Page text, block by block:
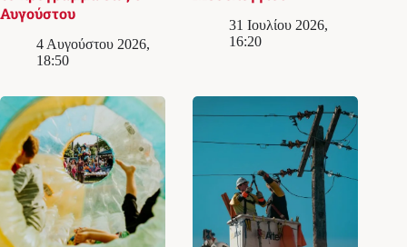
Αυγούστου
4 Αυγούστου 2026,
18:50
31 Ιουλίου 2026,
16:20